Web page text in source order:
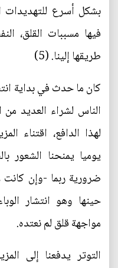
بشكل أسرع للتهديدات
فيها مسببات القلق،
طريقها إلينا. (5)
الناس لشراء العديد من
لهذا الدافع، اقتناء
يوميا يمنحنا الشعور
ضرورية ربما -وإن كانت
حينها وهو انتشار
مواجهة قلق لم نعتده.
التوتر يدفعنا إلى